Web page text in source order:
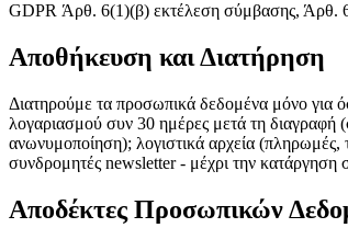
GDPR Άρθ. 6(1)(β) εκτέλεση σύμβασης, Άρθ.
Αποθήκευση και Διατήρηση
Διατηρούμε τα προσωπικά δεδομένα μόνο για
λογαριασμού συν 30 ημέρες μετά τη διαγραφή
ανωνυμοποίηση); λογιστικά αρχεία (πληρωμές,
συνδρομητές newsletter - μέχρι την κατάργηση
Αποδέκτες Προσωπικών